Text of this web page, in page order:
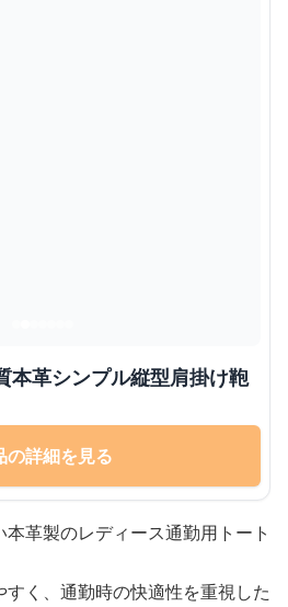
本革シンプル縦型肩掛け鞄
の詳細を見る
革製のレディース通勤用トート
く、通勤時の快適性を重視した